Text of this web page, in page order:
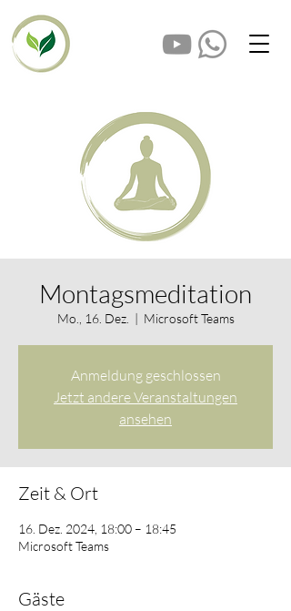
Montagsmeditation
Mo., 16. Dez.
  |
Microsoft Teams
Anmeldung geschlossen
Jetzt andere Veranstaltungen
ansehen
Zeit & Ort
16. Dez. 2024, 18:00 – 18:45
Microsoft Teams
Gäste